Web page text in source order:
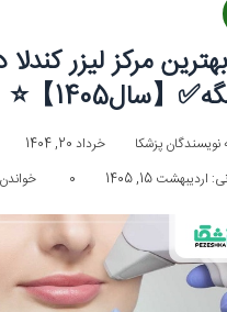
بهترین مرکز لیزر کندلا
【سال1405】⭐
نویسندگان پزشکا
خرداد 20, 1404
15, 1405
0 خواندن